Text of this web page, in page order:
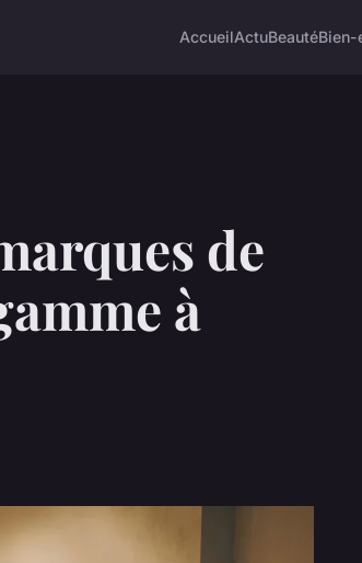
AccueilActuBeautéBien-
de
à